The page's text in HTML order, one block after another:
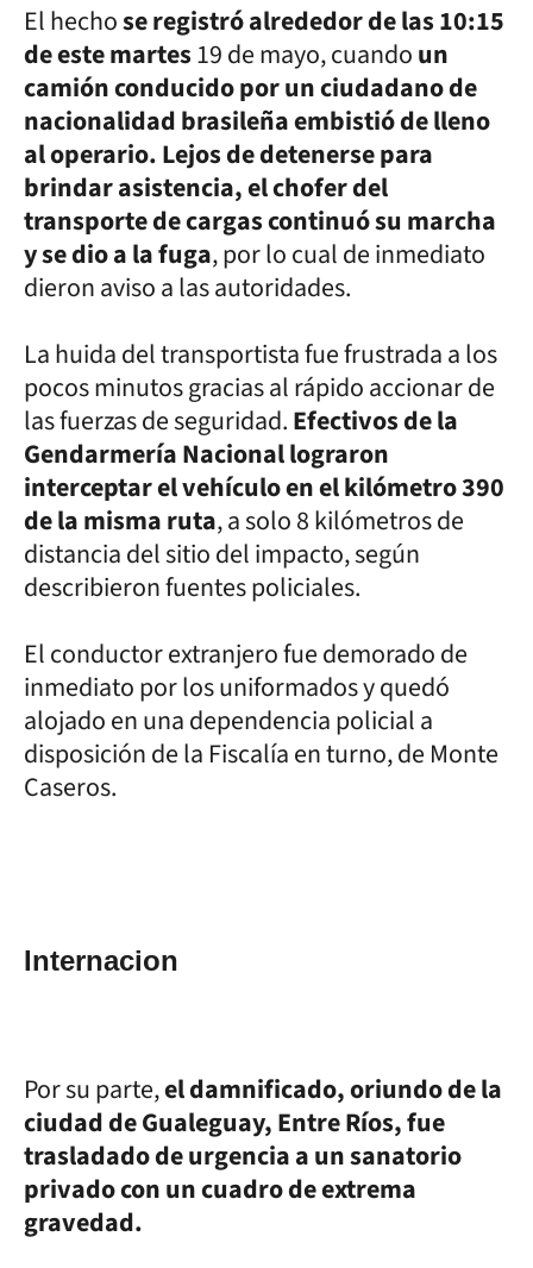
El hechose registró alrededor de las 10:15
de este martes19 de mayo, cuandoun
camión conducido por un ciudadano de
nacionalidad brasileña embistió de lleno
al operario. Lejos de detenerse para
brindar asistencia, el chofer del
transporte de cargas continuó su marcha
y se dio a la fuga, por lo cual de inmediato
dieron aviso a las autoridades.
La huida del transportista fue frustrada a los
pocos minutos gracias al rápido accionar de
las fuerzas de seguridad.Efectivos de la
Gendarmería Nacional lograron
interceptar el vehículo en el kilómetro 390
de la misma ruta, a solo 8 kilómetros de
distancia del sitio del impacto, según
describieron fuentes policiales.
El conductor extranjero fue demorado de
inmediato por los uniformados y quedó
alojado en una dependencia policial a
disposición de la Fiscalía en turno, de Monte
Caseros.
Internacion
Por su parte,el damnificado, oriundo de la
ciudad de Gualeguay, Entre Ríos, fue
trasladado de urgencia a un sanatorio
privado con un cuadro de extrema
gravedad.